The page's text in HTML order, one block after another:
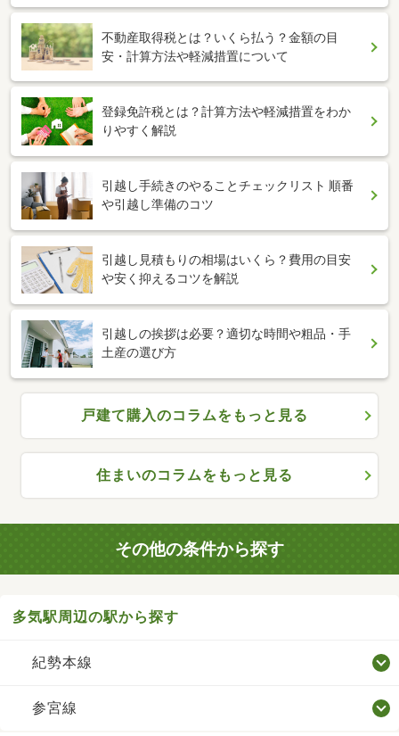
不動産取得税とは？いくら払う？金額の目
安・計算方法や軽減措置について
登録免許税とは？計算方法や軽減措置をわか
りやすく解説
引越し手続きのやることチェックリスト 順番
や引越し準備のコツ
引越し見積もりの相場はいくら？費用の目安
や安く抑えるコツを解説
引越しの挨拶は必要？適切な時間や粗品・手
土産の選び方
戸建て購入のコラムをもっと見る
住まいのコラムをもっと見る
その他の条件から探す
多気駅周辺の駅から探す
紀勢本線
参宮線